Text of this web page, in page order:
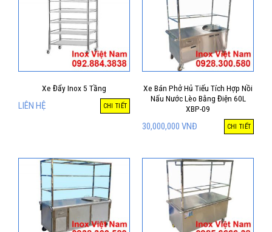
Xe Đẩy Inox 5 Tầng
LIÊN HỆ CHI TIẾT
Xe Bán Phở Hủ Tiếu Tích Hợp Nồi
Nấu Nước Lèo Bằng Điện 60L
XBP-09
30,000,000 VNĐ CHI TIẾT